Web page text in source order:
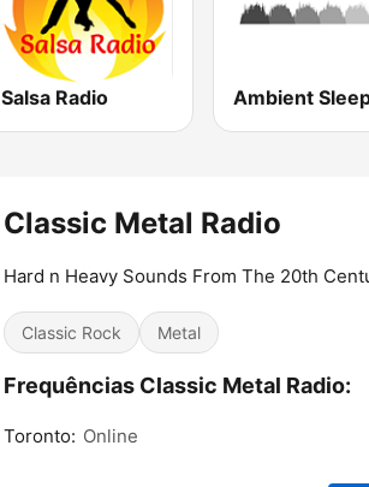
Salsa Radio
Classic Metal Radio
Hard n Heavy Sounds From The 20th
Classic Rock Metal
Frequências Classic Metal Radio:
Toronto: Online